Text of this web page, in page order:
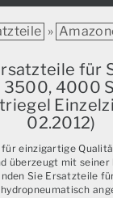
»
für
4000
02.2012)
einzigartige
überzeugt mit
Sie Ersatzteile